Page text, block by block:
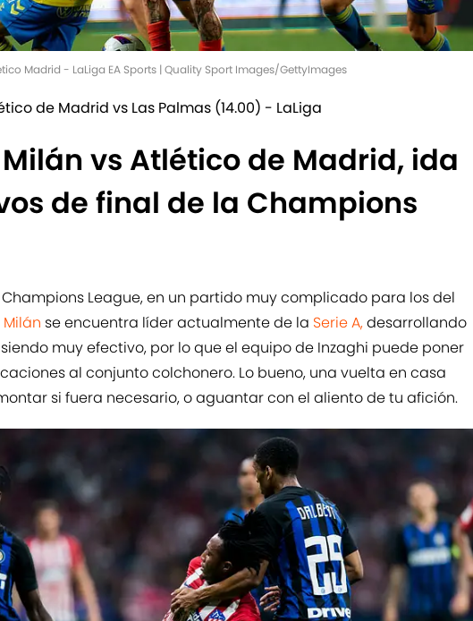
Madrid - LaLiga EA Sports | Quality Sport Images/GettyImages
de Madrid vs Las Palmas (14.00) - LaLiga
vs Atlético de Madrid, ida
de final de la Champions
League, en un partido muy complicado para los del
se encuentra líder actualmente de la Serie A,desarrollando
muy efectivo, por lo que el equipo de Inzaghi puede poner
al conjunto colchonero. Lo bueno, una vuelta en casa
si fuera necesario, o aguantar con el aliento de tu afición.